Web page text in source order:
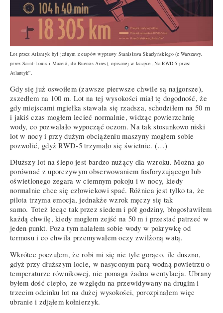
Lot przez Atlantyk był jednym z etapów wyprawy Stanisława Skarżyńskiego (z Warszawy,
przez Saint-Louis i Maceió, do Buenos Aires), opisanej w książce „Na RWD-5 przez
Atlantyk”.
Gdy się już oswoiłem (zawsze pierwsze chwile są najgorsze),
zszedłem na 100 m. Lot na tej wysokości miał tę dogodność, że
gdy miejscami mgiełka stawała się rzadsza, schodziłem na 50 m
i jakiś czas mogłem lecieć normalnie, widząc powierzchnię
wody, co pozwalało wypocząć oczom. Na tak stosunkowo niski
lot w nocy i przy dużym obciążeniu maszyny mogłem sobie
pozwolić, gdyż RWD-5 trzymało się świetnie. (…)
Dłuższy lot na ślepo jest bardzo nużący dla wzroku. Można go
porównać z uporczywym obserwowaniem fosforyzującego lub
oświetlonego zegara w ciemnym pokoju i w nocy, kiedy
normalnie chce się człowiekowi spać. Różnica jest tylko ta, że
pilota trzyma emocja, jednakże wzrok męczy się tak
samo. Toteż lecąc tak przez siedem i pół godziny, błogosławiłem
każdą chwilę, kiedy mogłem zejść na 50 m i przestać patrzeć w
jeden punkt. Poza tym nalałem sobie wody w pokrywkę od
termosu i co chwila przemywałem oczy zwilżoną watą.
Wkrótce poczułem, że robi mi się nie tyle gorąco, ile duszno,
gdyż przy dłuższym locie, w nasyconym parą wodną powietrzu o
temperaturze równikowej, nie pomaga żadna wentylacja. Ubrany
byłem dość ciepło, ze względu na przewidywany na drugim i
trzecim odcinku lot na dużej wysokości, porozpinałem więc
ubranie i zdjąłem kołnierzyk.